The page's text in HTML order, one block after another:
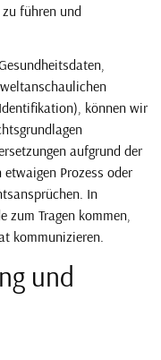
führen und
können wir
aufgrund der
Prozess oder
In
zum Tragen kommen,
kommunizieren.
und